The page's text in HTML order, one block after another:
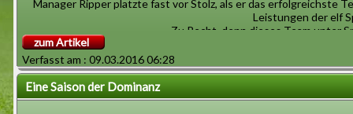
Manager Ripper platzte fast vor Stolz, als er das erfolgreichste
Leistungen der elf
Zu Recht, denn dieses Team unter
6
Sieg
zum Artikel
Verfasst am : 09.03.2016 06:28
Eine Saison der Dominanz